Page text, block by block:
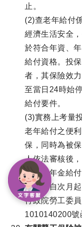
止。
(2)查老年給付
經濟生活安全
於符合年資、
給付資格。投
者，其保險效
至當日24時始
給付要件。
(3)實務上考量
老年給付之便
保，同時為被
人依法審核後
給老年年金給
者，應自次月起
行政院勞工委
1010140200號